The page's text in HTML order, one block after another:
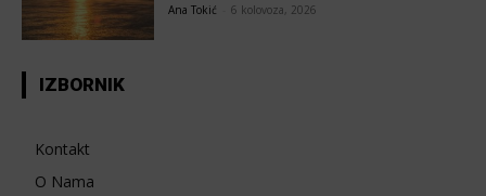
Ana Tokić 6 kolovoza, 2026
IZBORNIK
Kontakt
O Nama